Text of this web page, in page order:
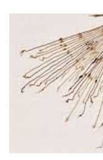
DES BONS PLANS